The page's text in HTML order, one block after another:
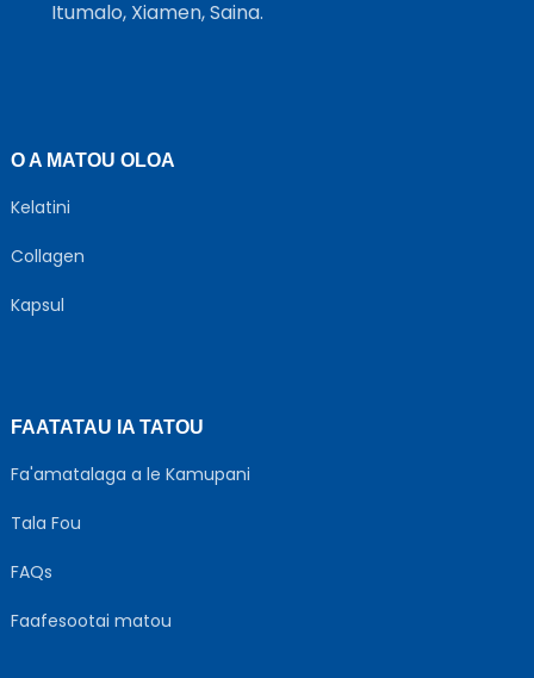
Itumalo, Xiamen, Saina.
O A MATOU OLOA
Kelatini
Collagen
Kapsul
FAATATAU IA TATOU
Fa'amatalaga a le Kamupani
Tala Fou
FAQs
Faafesootai matou